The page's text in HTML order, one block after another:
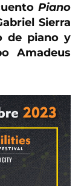
Piano
Sierra
de piano y
Amadeus